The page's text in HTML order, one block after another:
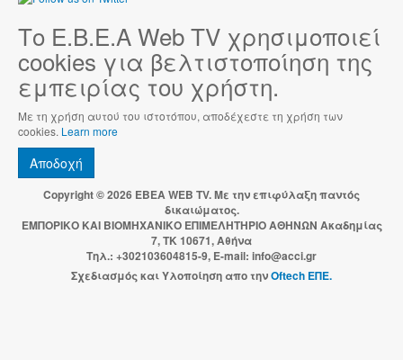
Το Ε.Β.Ε.Α Web TV χρησιμοποιεί
cookies για βελτιστοποίηση της
εμπειρίας του χρήστη.
Με τη χρήση αυτού του ιστοτόπου, αποδέχεστε τη χρήση των
cookies. Learn more
Αποδοχή
Copyright © 2026 EBEA WEB TV. Με την επιφύλαξη παντός
δικαιώματος.
ΕΜΠΟΡΙΚΟ ΚΑΙ ΒΙΟΜΗΧΑΝΙΚΟ ΕΠΙΜΕΛΗΤΗΡΙΟ ΑΘΗΝΩΝ Ακαδημίας
7, ΤΚ 10671, Αθήνα
Τηλ.: +302103604815-9, E-mail: info@acci.gr
Σχεδιασμός και Υλοποίηση απο τηνOftech ΕΠΕ.